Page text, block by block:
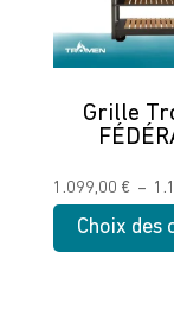
peuvent
choisies
page
Grille
1.099,00 € –
Choix des